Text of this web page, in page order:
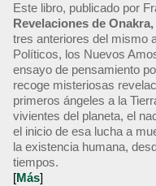
Este libro, publicado por
Revelaciones de
tres anteriores del mismo
Políticos, los Nuevos
ensayo de pensamiento
recoge misteriosas
primeros ángeles a la
vivientes del planeta, el
el inicio de esa lucha a
la existencia humana,
tiempos.
[Más]